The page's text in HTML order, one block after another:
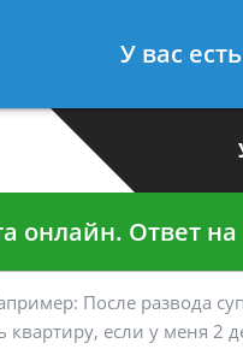
7 812-467-35-90
онлайн. Ответ
У вас